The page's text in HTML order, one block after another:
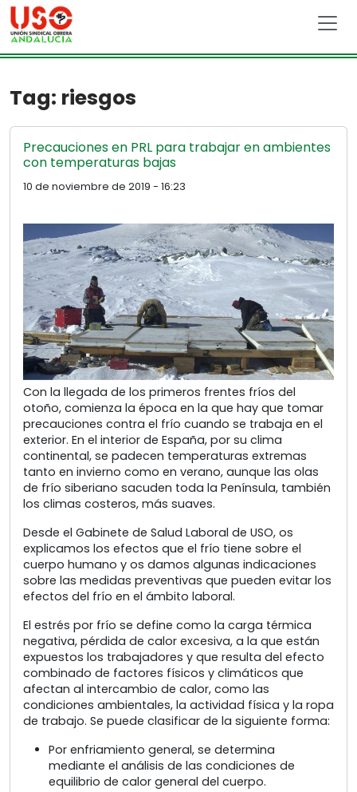
Skip to main content
Tag: riesgos
Precauciones en PRL para trabajar en ambientes
con temperaturas bajas
10 de noviembre de 2019 - 16:23
Con la llegada de los primeros frentes fríos del
otoño, comienza la época en la que hay que tomar
precauciones contra el frío cuando se trabaja en el
exterior. En el interior de España, por su clima
continental, se padecen temperaturas extremas
tanto en invierno como en verano, aunque las olas
de frío siberiano sacuden toda la Península, también
los climas costeros, más suaves.
Desde el Gabinete de Salud Laboral de USO, os
explicamos los efectos que el frío tiene sobre el
cuerpo humano y os damos algunas indicaciones
sobre las medidas preventivas que pueden evitar los
efectos del frío en el ámbito laboral.
El estrés por frío se define como la carga térmica
negativa, pérdida de calor excesiva, a la que están
expuestos los trabajadores y que resulta del efecto
combinado de factores físicos y climáticos que
afectan al intercambio de calor, como las
condiciones ambientales, la actividad física y la ropa
de trabajo. Se puede clasificar de la siguiente forma:
Por enfriamiento general, se determina
mediante el análisis de las condiciones de
equilibrio de calor general del cuerpo.